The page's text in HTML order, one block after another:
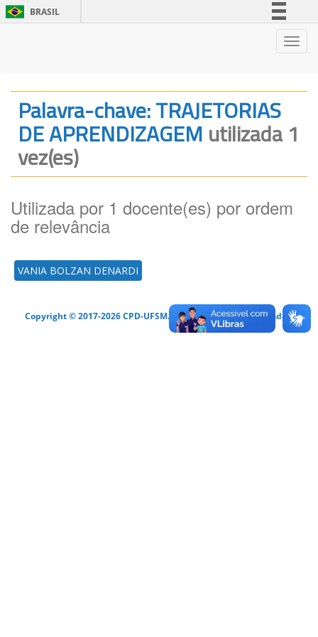
BRASIL
Legislação
Canais
Palavra-chave: TRAJETORIAS
DE APRENDIZAGEM utilizada 1
vez(es)
Utilizada por 1 docente(es) por ordem
de relevância
VANIA BOLZAN DENARDI
Copyright © 2017-2026 CPD-UFSM. Todos os direitos reservados.